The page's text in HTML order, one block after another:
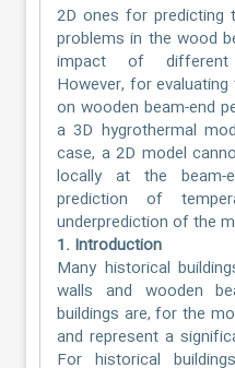
2D ones for predicting
problems in the wood
impact of different
However, for
on wooden beam-end
a 3D hygrothermal
case, a 2D model
locally at the
prediction of
underprediction of the
1. Introduction
Many historical
walls and wooden
buildings are, for the
and represent a
For historical